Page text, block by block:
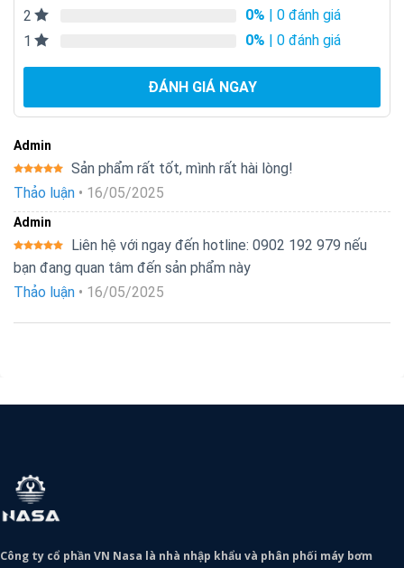
2
0% | 0 đánh giá
1
0% | 0 đánh giá
ĐÁNH GIÁ NGAY
Admin
Được xếp
hạng5
Sản phẩm rất tốt, mình rất hài lòng!
Thảo luận • 16/05/2025
Admin
Được xếp
hạng 5 5
Liên hệ với ngay đến hotline: 0902 192 979 nếu
bạn đang quan tâm đến sản phẩm này
Thảo luận • 16/05/2025
Công ty cổ phần VN Nasa là nhà nhập khẩu và phân phối máy bơm